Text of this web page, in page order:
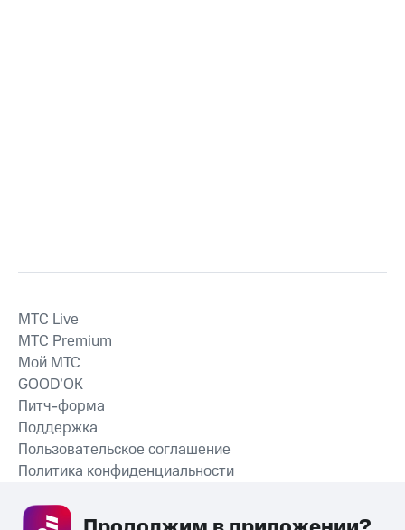
СКАЧАТЬ ПРИЛОЖЕНИЕ
MTС Live
MTС Premium
Мой МТС
GOOD’OK
Питч-форма
Поддержка
Пользовательское соглашение
Политика конфиденциальности